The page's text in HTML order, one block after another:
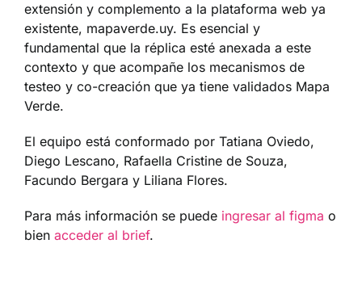
extensión y complemento a la plataforma web ya
existente, mapaverde.uy. Es esencial y
fundamental que la réplica esté anexada a este
contexto y que acompañe los mecanismos de
testeo y co-creación que ya tiene validados Mapa
Verde.
El equipo está conformado por Tatiana Oviedo,
Diego Lescano, Rafaella Cristine de Souza,
Facundo Bergara y Liliana Flores.
Para más información se puede ingresar al figma o
bien acceder al brief.